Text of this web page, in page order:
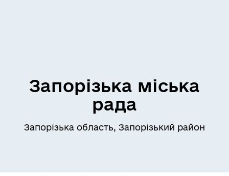
Запорізька міська
рада
Запорізька область, Запорізький район